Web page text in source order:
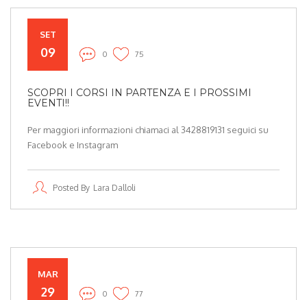
SET
09 0 75
SCOPRI I CORSI IN PARTENZA E I PROSSIMI
EVENTI!!
Per maggiori informazioni chiamaci al 3428819131 seguici su
Facebook e Instagram
Posted By Lara Dalloli
MAR
29 0 77